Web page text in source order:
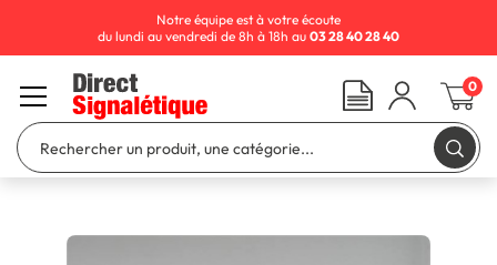
Notre équipe est à votre écoute
du lundi au vendredi de 8h à 18h au 03 28 40 28 40
0